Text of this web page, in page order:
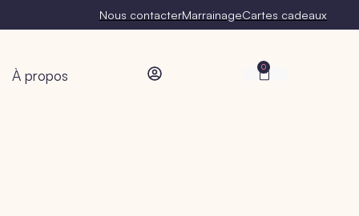
Nous contacterMarrainageCartes cadeaux
À propos 0